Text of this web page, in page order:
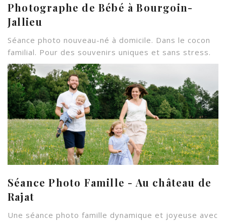
Photographe de Bébé à Bourgoin-
Jallieu
Séance photo nouveau-né à domicile. Dans le cocon
familial. Pour des souvenirs uniques et sans stress.
Séance Photo Famille - Au château de
Rajat
Une séance photo famille dynamique et joyeuse avec